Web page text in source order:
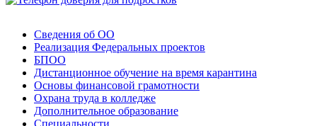
Сведения об ОО
Реализация Федеральных проектов
БПОО
Дистанционное обучение на время карантина
Основы финансовой грамотности
Охрана труда в колледже
Дополнительное образование
Специальности